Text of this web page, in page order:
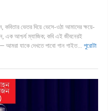
কবিতার ভেতর দিয়ে ভেসে-ওঠা আমাদের ক্ষয়ে-
এক আশ্চর্য ম্যাজিক; কবি এই জীবনেরই
আমরা যাকে দেখতে পাবো গান গাইত... পুরোটা